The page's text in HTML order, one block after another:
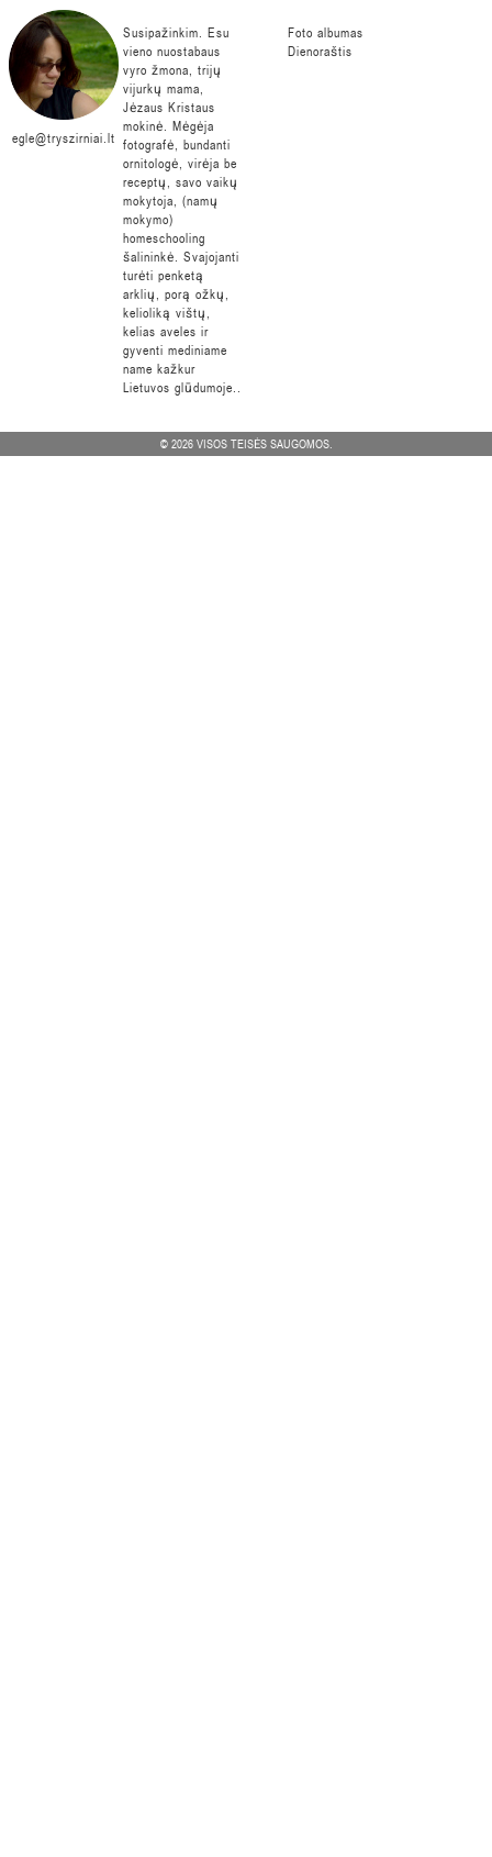
egle@tryszirniai.lt
Susipažinkim. Esu
vieno nuostabaus
vyro žmona, trijų
vijurkų mama,
Jėzaus Kristaus
mokinė. Mėgėja
fotografė, bundanti
ornitologė, virėja be
receptų, savo vaikų
mokytoja, (namų
mokymo)
homeschooling
šalininkė. Svajojanti
turėti penketą
arklių, porą ožkų,
kelioliką vištų,
kelias aveles ir
gyventi mediniame
name kažkur
Lietuvos glūdumoje..
Foto albumas
Dienoraštis
© 2026 VISOS TEISĖS SAUGOMOS.